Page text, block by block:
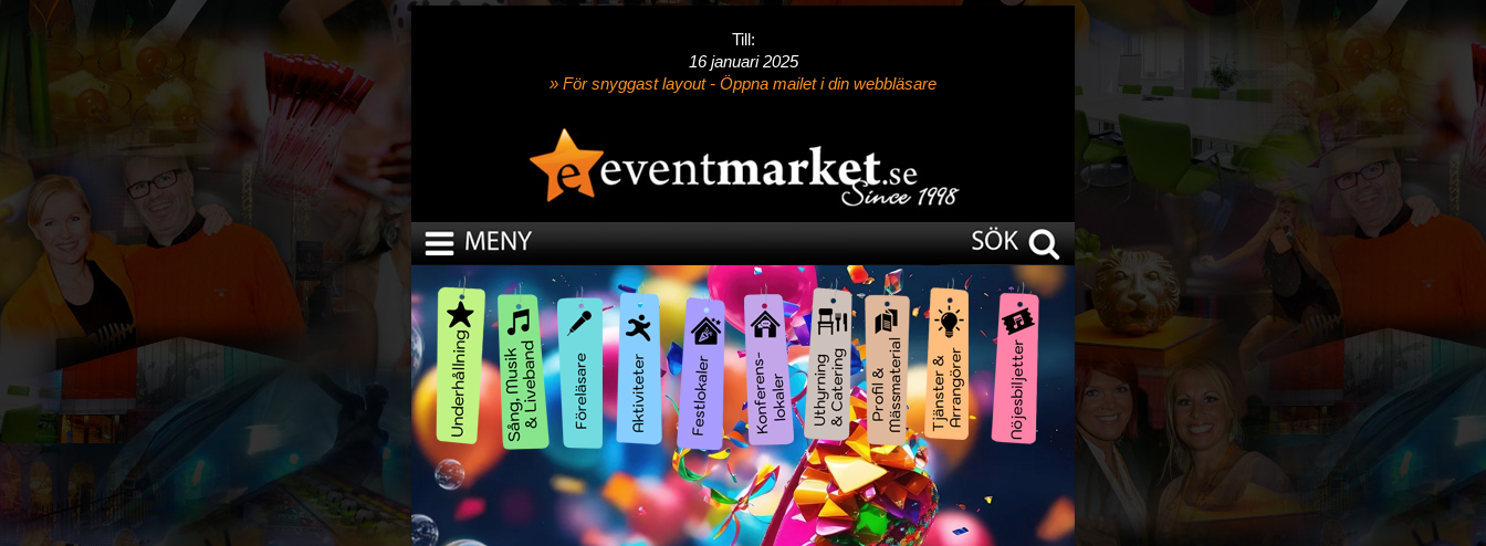
Till:
16 januari 2025
» För snyggast layout - Öppna mailet i din webbläsare